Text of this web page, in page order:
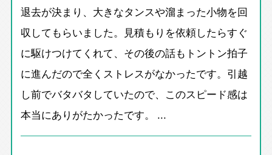
退去が決まり、大きなタンスや溜まった小物を回
収してもらいました。見積もりを依頼したらすぐ
に駆けつけてくれて、その後の話もトントン拍子
に進んだので全くストレスがなかったです。引越
し前でバタバタしていたので、このスピード感は
本当にありがたかったです。 ...